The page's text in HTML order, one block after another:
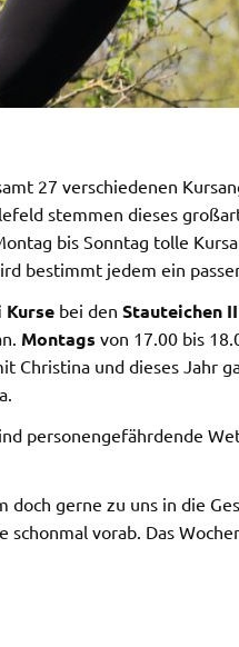
27 verschiedenen
stemmen dieses
bis Sonntag tolle
bestimmt jedem ein
bei den Stauteichen II
Montags von 17.00 bis
Christina und dieses Jahr
personengefährdende
gerne zu uns in die
vorab. Das